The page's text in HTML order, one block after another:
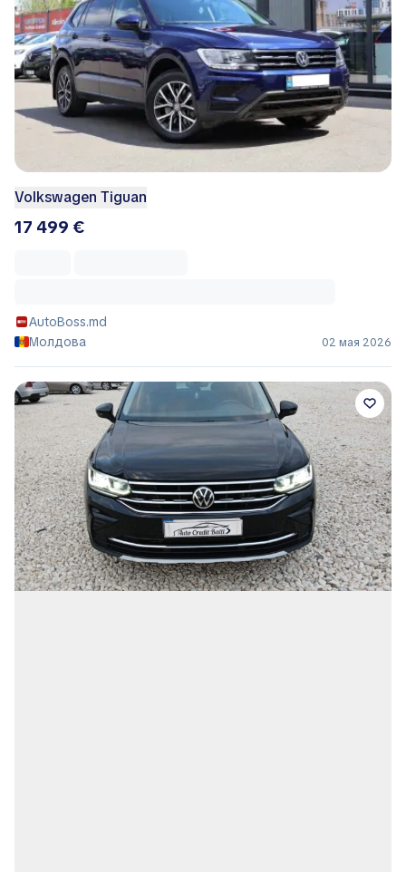
Volkswagen Tiguan
17 499 €
AutoBoss.md
Молдова
02 мая 2026